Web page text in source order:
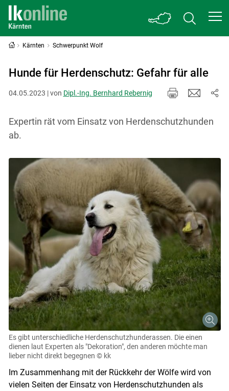
Kärnten Schwerpunkt Wolf
Hunde für Herden­schutz: Gefahr für alle
04.05.2023 | von Dipl.-Ing. Bernhard Rebernig
Expertin rät vom Einsatz von Herdenschutzhunden
ab.
Es gibt unterschiedliche Herdenschutzhunderassen. Die einen
dienen laut Experten als "Dekoration", den anderen möchte man
lieber nicht direkt begegnen © kk
Im Zusammenhang mit der Rückkehr der Wölfe wird von
vielen Seiten der Einsatz von Herdenschutzhunden als